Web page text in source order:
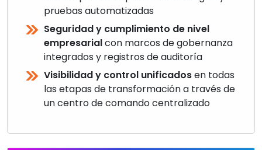
pruebas automatizadas
Seguridad y cumplimiento de nivel
empresarialcon marcos de gobernanza
integrados y registros de auditoría
Visibilidad y control unificadosen todas
las etapas de transformación a través de
un centro de comando centralizado